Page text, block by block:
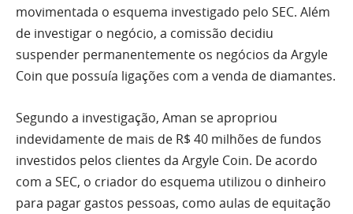
movimentada o esquema investigado pelo SEC. Além
de investigar o negócio, a comissão decidiu
suspender permanentemente os negócios da Argyle
Coin que possuía ligações com a venda de diamantes.
Segundo a investigação, Aman se apropriou
indevidamente de mais de R$ 40 milhões de fundos
investidos pelos clientes da Argyle Coin. De acordo
com a SEC, o criador do esquema utilizou o dinheiro
para pagar gastos pessoas, como aulas de equitação